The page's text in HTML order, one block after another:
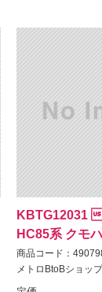
KBTG12031
HC85系 クモ
商品コード：
メトロBtoBショップ